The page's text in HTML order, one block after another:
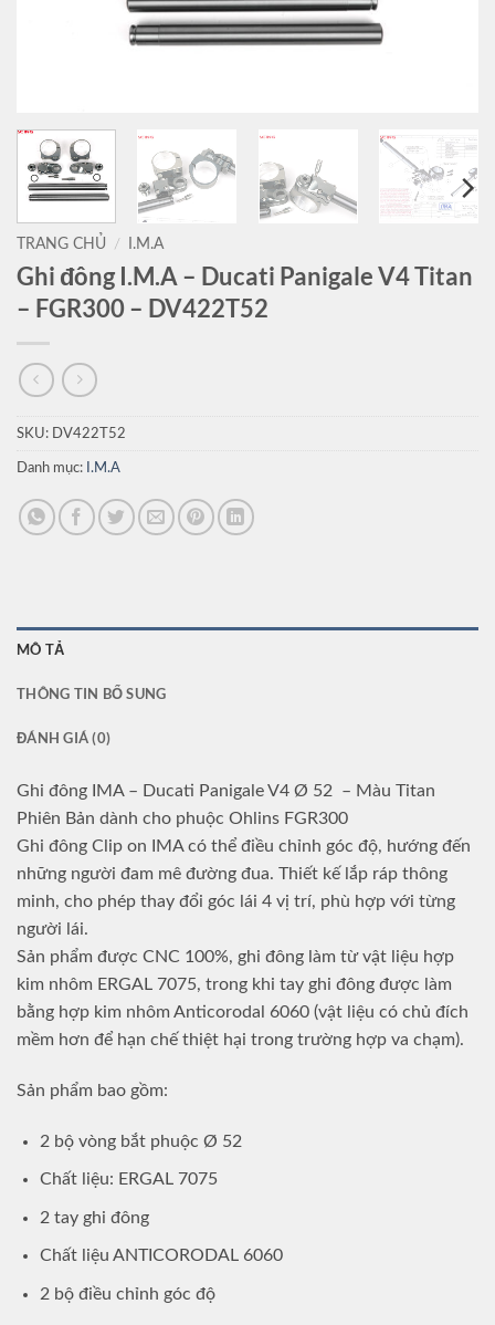
TRANG CHỦ / I.M.A
Ghi đông I.M.A – Ducati Panigale V4 Titan
– FGR300 – DV422T52
SKU: DV422T52
Danh mục: I.M.A
MÔ TẢ
THÔNG TIN BỔ SUNG
ĐÁNH GIÁ (0)
Ghi đông IMA – Ducati Panigale V4 Ø 52 – Màu Titan
Phiên Bản dành cho phuộc Ohlins FGR300
Ghi đông Clip on IMA có thể điều chỉnh góc độ, hướng đến
những người đam mê đường đua. Thiết kế lắp ráp thông
minh, cho phép thay đổi góc lái 4 vị trí, phù hợp với từng
người lái.
Sản phẩm được CNC 100%, ghi đông làm từ vật liệu hợp
kim nhôm ERGAL 7075, trong khi tay ghi đông được làm
bằng hợp kim nhôm Anticorodal 6060 (vật liệu có chủ đích
mềm hơn để hạn chế thiệt hại trong trường hợp va chạm).
Sản phẩm bao gồm:
2 bộ vòng bắt phuộc Ø 52
Chất liệu: ERGAL 7075
2 tay ghi đông
Chất liệu ANTICORODAL 6060
2 bộ điều chỉnh góc độ